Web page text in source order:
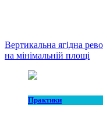
Вертикальна ягідна
на мінімальній площі
Практики